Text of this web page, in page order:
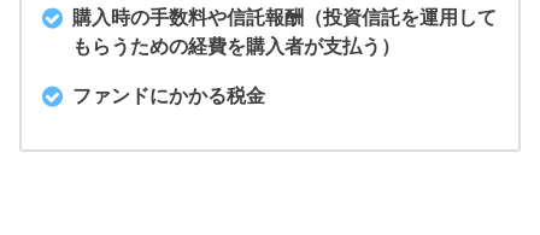
購入時の手数料や信託報酬（投資信託を運用して
もらうための経費を購入者が支払う）
ファンドにかかる税金